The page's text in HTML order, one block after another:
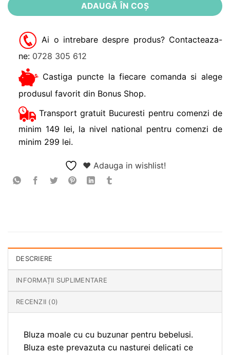
ADAUGĂ ÎN COȘ
Ai o intrebare despre produs? Contacteaza-
ne: 0728 305 612
Castiga puncte la fiecare comanda si alege
produsul favorit din Bonus Shop.
Transport gratuit Bucuresti pentru comenzi de
minim 149 lei, la nivel national pentru comenzi de
minim 299 lei.
❤ Adauga in wishlist!
DESCRIERE
INFORMAȚII SUPLIMENTARE
RECENZII (0)
Bluza moale cu cu buzunar pentru bebelusi.
Bluza este prevazuta cu nasturei delicati ce